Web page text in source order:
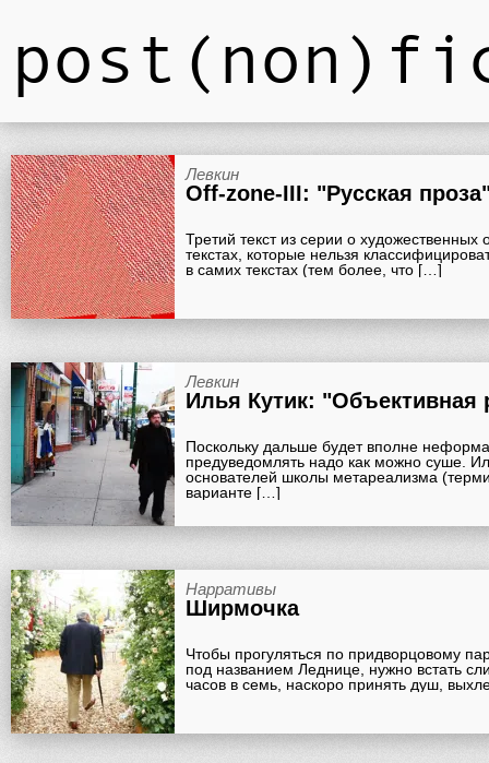
Левкин
Off-zone-III: "Русская
Третий текст из серии о художественных
текстах, которые нельзя
в самих текстах (тем более, что […]
Левкин
Поскольку дальше будет вполне
предуведомлять надо как можно суше.
основателей школы метареализма
варианте […]
Нарративы
Ширмочка
Чтобы прогуляться по придворцовому
под названием Леднице, нужно встать
часов в семь, наскоро принять душ,